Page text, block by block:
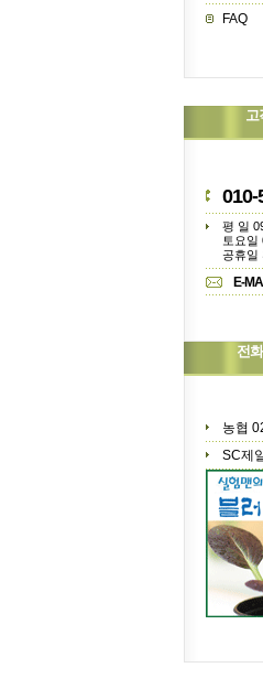
FAQ
고
010-
평 일
토요일
공휴일
E-
전
농협
SC제